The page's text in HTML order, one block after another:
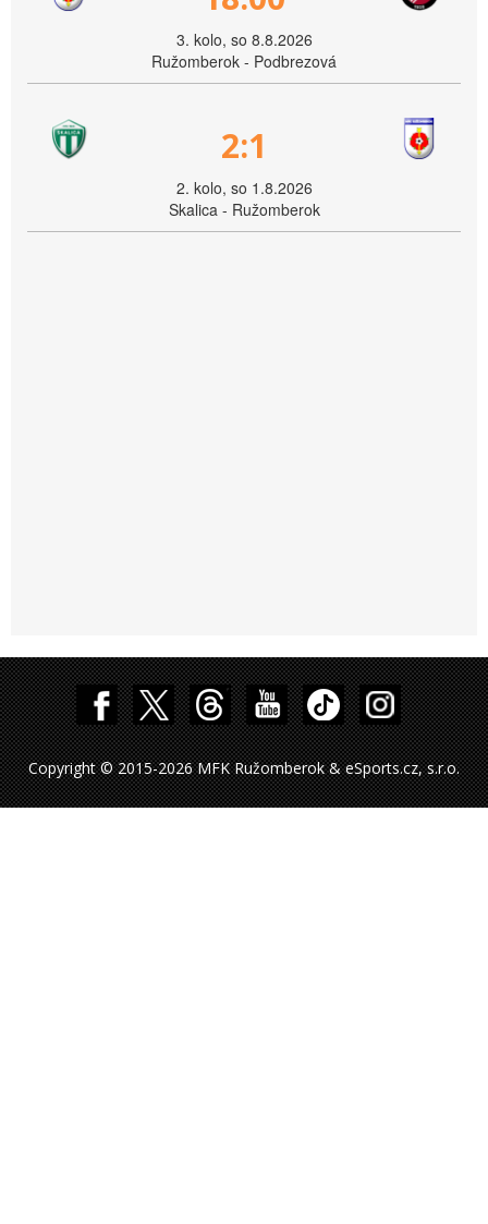
3. kolo, so 8.8.2026
Ružomberok - Podbrezová
2:1
2. kolo, so 1.8.2026
Skalica - Ružomberok
Copyright © 2015-2026 MFK Ružomberok & eSports.cz, s.r.o.